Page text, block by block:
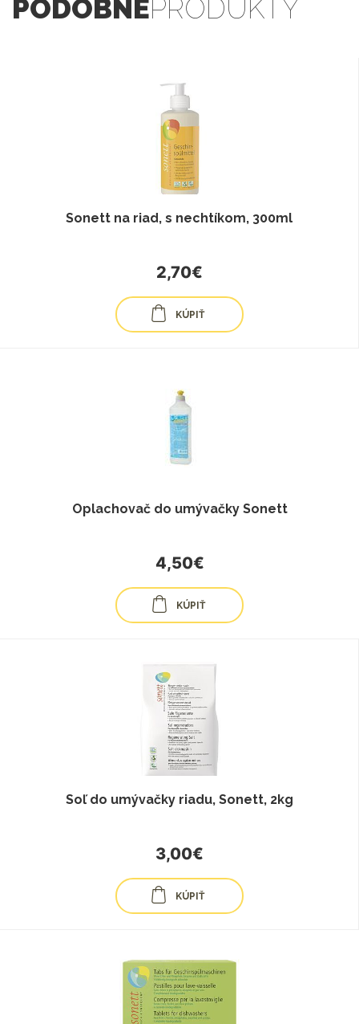
PODOBNÉPRODUKTY
Sonett na riad, s nechtíkom, 300ml
2,70€
KÚPIŤ
Oplachovač do umývačky Sonett
4,50€
KÚPIŤ
Soľ do umývačky riadu, Sonett, 2kg
3,00€
KÚPIŤ